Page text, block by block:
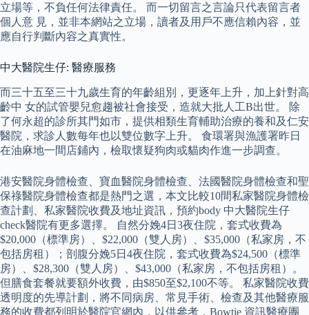
立場等，不負任何法律責任。 而一切留言之言論只代表留言者
個人意 見，並非本網站之立場，讀者及用戶不應信賴內容，並
應自行判斷內容之真實性。
中大醫院生仔: 醫療服務
而三十五至三十九歲生育的年齡組別，更逐年上升，加上針對高
齡中 女的試管嬰兒愈趨被社會接受，造就大批人工B出世。 除
了何永超的診所其門如市，提供相類生育輔助治療的養和及仁安
醫院，求診人數每年也以雙位數字上升。 食環署與漁護署昨日
在油麻地一間店鋪內，檢取懷疑狗肉或貓肉作進一步調查。
港安醫院身體檢查、寶血醫院身體檢查、法國醫院身體檢查和聖
保祿醫院身體檢查都是熱門之選，本文比較10間私家醫院身體檢
查計劃、私家醫院收費及地址資訊，預約body 中大醫院生仔
check醫院有更多選擇。 自然分娩4日3夜住院，套式收費為
$20,000（標準房）、$22,000（雙人房）、$35,000（私家房，不
包括房租）；剖腹分娩5日4夜住院，套式收費為$24,500（標準
房）、$28,300（雙人房）、$43,000（私家房，不包括房租）。
但膳食套餐就要額外收費，由$850至$2,100不等。 私家醫院收費
透明度的先導計劃，將不同病房、常見手術、檢查及其他醫療服
務的收費都列明於醫院官網內，以供參考，Bowtie 資訊醫療團